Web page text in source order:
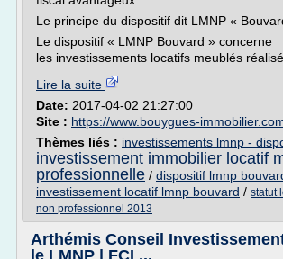
Le principe du dispositif dit LMNP «
Le dispositif « LMNP Bouvard » concerne
les investissements locatifs meublés
Lire la suite
Date: 2017-04-02 21:27:00
Site : https://www.bouygues-
Thèmes liés : investissements lmnp -
investissement immobilier locatif
professionnelle / dispositif lmnp
investissement locatif lmnp bouvard / statut
non professionnel 2013
Arthémis Conseil
le LMNP | FCI ...